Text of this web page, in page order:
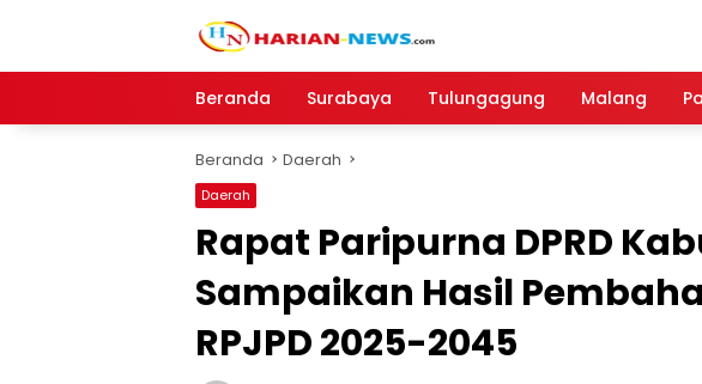
Beranda
Surabaya Tulungagung Malang
Beranda Daerah
Daerah
Rapat Paripurna DPRD
Sampaikan Hasil
RPJPD 2025-2045